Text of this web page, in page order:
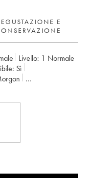
E
Livello: 1 Normale
sì
Morgon